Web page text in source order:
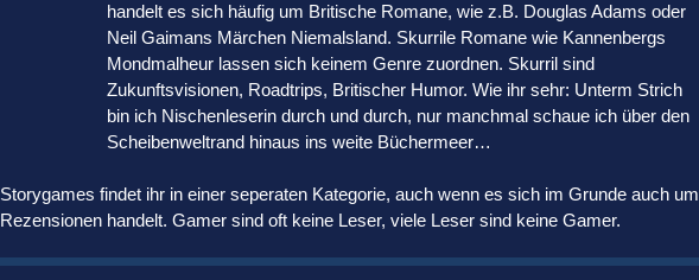
handelt es sich häufig um Britische Romane, wie z.B. Douglas Adams oder
Neil Gaimans Märchen Niemalsland. Skurrile Romane wie Kannenbergs
Mondmalheur lassen sich keinem Genre zuordnen. Skurril sind
Zukunftsvisionen, Roadtrips, Britischer Humor. Wie ihr sehr: Unterm Strich
bin ich Nischenleserin durch und durch, nur manchmal schaue ich über den
Scheibenweltrand hinaus ins weite Büchermeer…
Storygames findet ihr in einer seperaten Kategorie, auch wenn es sich im Grunde auch um
Rezensionen handelt. Gamer sind oft keine Leser, viele Leser sind keine Gamer.